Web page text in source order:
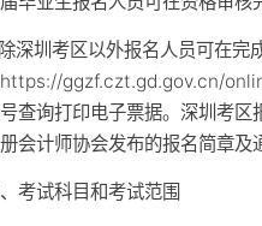
深圳考区以外报名人员可在完
https://ggzf.czt.gd.gov.cn/
查询打印电子票据。深圳考
会计师协会发布的报名简章及
考试科目和考试范围